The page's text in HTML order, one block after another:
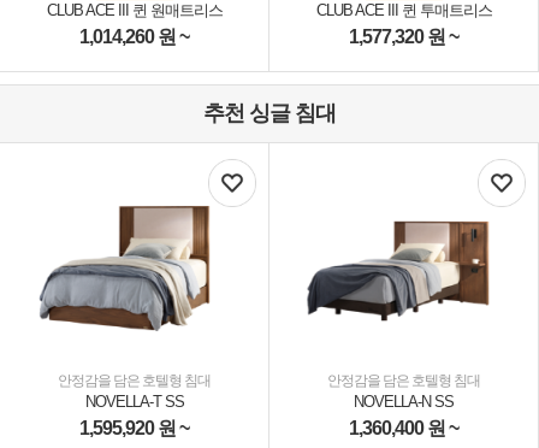
CLUB ACE III 퀸 원매트리스
1,014,260원 ~
CLUB ACE III 퀸 투매트리스
1,577,320원 ~
추천 싱글 침대
안정감을 담은 호텔형 침대
NOVELLA-T SS
1,595,920원 ~
안정감을 담은 호텔형 침대
NOVELLA-N SS
1,360,400원 ~